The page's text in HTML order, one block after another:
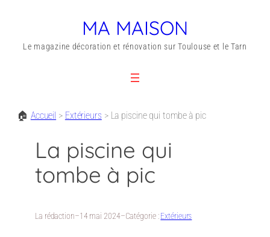
MA MAISON
Le magazine décoration et rénovation sur Toulouse et le Tarn
🏠 Accueil > Extérieurs > La piscine qui tombe à pic
La piscine qui
tombe à pic
La rédaction–14 mai 2024–Catégorie :Extérieurs